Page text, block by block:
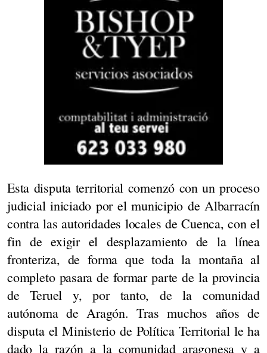
Esta disputa territorial comenzó con un proceso
judicial iniciado por el municipio de Albarracín
contra las autoridades locales de Cuenca, con el
fin de exigir el desplazamiento de la línea
fronteriza, de forma que toda la montaña al
completo pasara de formar parte de la provincia
de Teruel y, por tanto, de la comunidad
autónoma de Aragón. Tras muchos años de
disputa el Ministerio de Política Territorial le ha
dado la razón a la comunidad aragonesa y a